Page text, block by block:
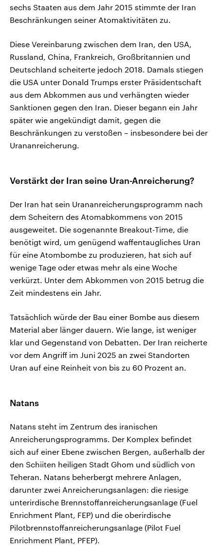
sechs Staaten aus ⁠dem Jahr ⁠2015 stimmte der Iran
Beschränkungen seiner Atomaktivitäten zu.
Diese Vereinbarung zwischen dem Iran, den USA,
Russland, ⁠China, Frankreich, Großbritannien und
Deutschland scheiterte jedoch 2018. Damals stiegen
die USA unter Donald Trumps erster Präsidentschaft
aus dem Abkommen aus und verhängten wieder
Sanktionen gegen den Iran. Dieser begann ein Jahr
später wie angekündigt damit, gegen ⁠die
Beschränkungen zu verstoßen – insbesondere bei der
Urananreicherung.
Verstärkt der Iran seine Uran-Anreicherung?
Der Iran hat sein Urananreicherungsprogramm nach
dem Scheitern des Atomabkommens von 2015
ausgeweitet. Die sogenannte Breakout-Time, ⁠die
benötigt wird, um genügend waffentaugliches Uran
für eine Atombombe zu produzieren, hat sich auf
wenige Tage oder etwas mehr als eine ‌Woche
verkürzt. Unter dem Abkommen von 2015 betrug die
Zeit mindestens ein Jahr.
Tatsächlich würde der Bau einer Bombe aus diesem
Material aber länger dauern. Wie lange, ist weniger
klar und Gegenstand von Debatten. Der Iran reicherte
vor dem Angriff im Juni 2025 an zwei Standorten
Uran auf eine Reinheit von bis zu 60 Prozent an.
Natans
Natans steht im Zentrum des iranischen
Anreicherungsprogramms. Der Komplex befindet
sich auf einer Ebene ​zwischen Bergen, außerhalb der
den Schiiten heiligen Stadt Ghom und südlich von
Teheran. Natans beherbergt mehrere Anlagen,
darunter zwei Anreicherungsanlagen: die riesige
unterirdische Brennstoffanreicherungsanlage (Fuel
Enrichment Plant, FEP) und die oberirdische
Pilotbrennstoffanreicherungsanlage (Pilot Fuel
Enrichment Plant, PFEP).